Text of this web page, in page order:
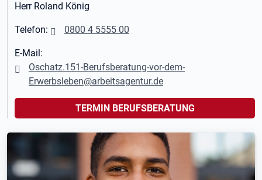
Herr Roland König
Telefon: 0800 4 5555 00
E-Mail:
Oschatz.151-Berufsberatung-vor-dem-
Erwerbsleben@arbeitsagentur.de
TERMIN BERUFSBERATUNG